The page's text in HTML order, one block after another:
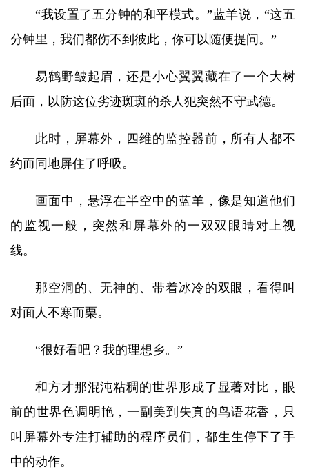
“我设置了五分钟的和平模式。”蓝羊说，“这五
分钟里，我们都伤不到彼此，你可以随便提问。”
易鹤野皱起眉，还是小心翼翼藏在了一个大树
后面，以防这位劣迹斑斑的杀人犯突然不守武德。
此时，屏幕外，四维的监控器前，所有人都不
约而同地屏住了呼吸。
画面中，悬浮在半空中的蓝羊，像是知道他们
的监视一般，突然和屏幕外的一双双眼睛对上视
线。
那空洞的、无神的、带着冰冷的双眼，看得叫
对面人不寒而栗。
“很好看吧？我的理想乡。”
和方才那混沌粘稠的世界形成了显著对比，眼
前的世界色调明艳，一副美到失真的鸟语花香，只
叫屏幕外专注打辅助的程序员们，都生生停下了手
中的动作。